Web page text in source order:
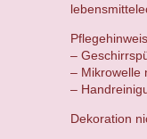
–
– Mikrowelle
–
Dekoration